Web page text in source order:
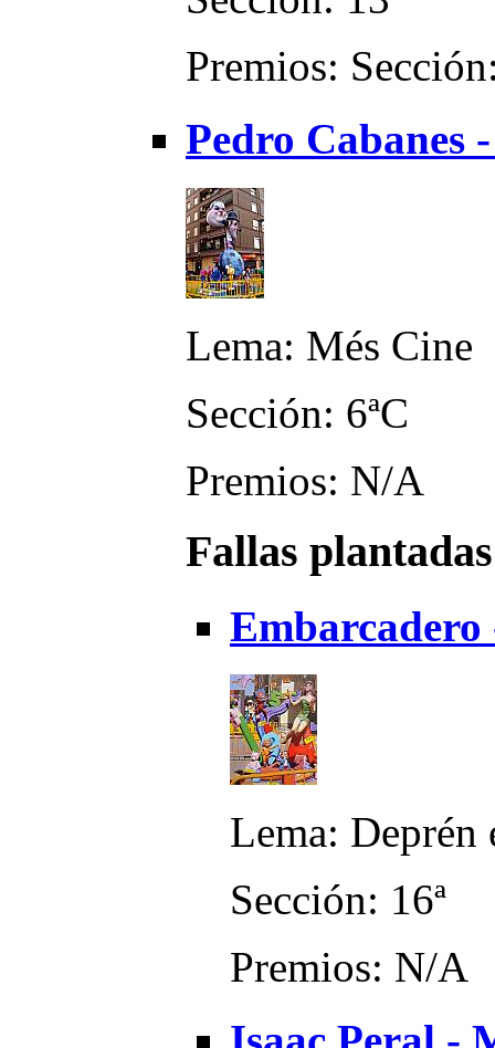
Premios:
Pedro Cabanes
Lema: Més Cine
Sección: 6ªC
Premios: N/A
Fallas
Lema: Deprén
Sección: 16ª
Premios: N/A